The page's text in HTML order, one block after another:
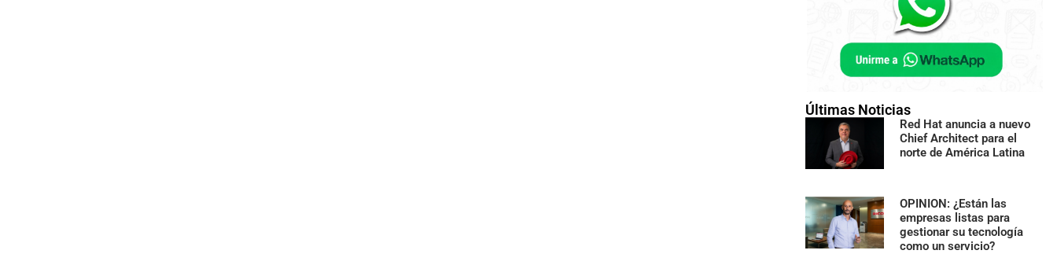
Últimas Noticias
Red Hat anuncia a nuevo
Chief Architect para el
norte de América Latina
OPINION: ¿Están las
empresas listas para
gestionar su tecnología
como un servicio?